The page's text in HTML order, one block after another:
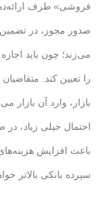
فروشی» طرف
صدور مجوز، در تضمین
می‌زند؛ چون باید
را تعیین کند.
بازار، وارد آن بازار
احتمال خیلی زیاد،
باعث افزایش
سپرده بانکی بالاتر